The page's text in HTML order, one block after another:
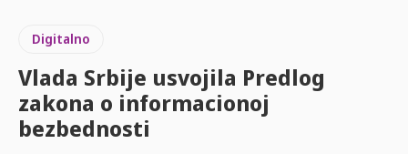
Digitalno
Vlada Srbije usvojila Predlog
zakona o informacionoj
bezbednosti